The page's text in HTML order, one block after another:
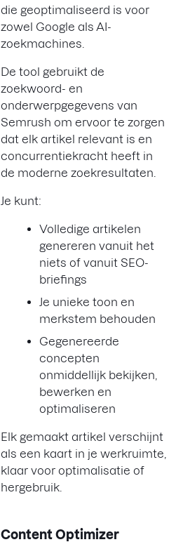
die geoptimaliseerd is voor
zowel Google als AI-
zoekmachines.
De tool gebruikt de
zoekwoord- en
onderwerpgegevens van
Semrush om ervoor te zorgen
dat elk artikel relevant is en
concurrentiekracht heeft in
de moderne zoekresultaten.
Je kunt:
Volledige artikelen
genereren vanuit het
niets of vanuit SEO-
briefings
Je unieke toon en
merkstem behouden
Gegenereerde
concepten
onmiddellijk bekijken,
bewerken en
optimaliseren
Elk gemaakt artikel verschijnt
als een kaart in je werkruimte,
klaar voor optimalisatie of
hergebruik.
Content Optimizer